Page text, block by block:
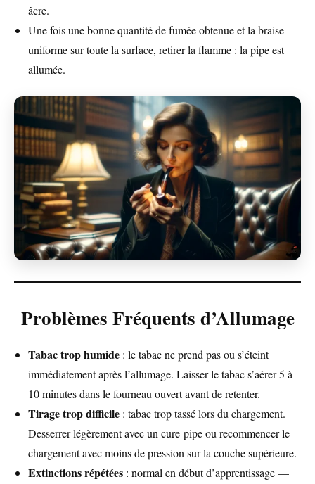
âcre.
Une fois une bonne quantité de fumée obtenue et la braise
uniforme sur toute la surface, retirer la flamme : la pipe est
allumée.
Problèmes Fréquents d’Allumage
Tabac trop humide : le tabac ne prend pas ou s’éteint
immédiatement après l’allumage. Laisser le tabac s’aérer 5 à
10 minutes dans le fourneau ouvert avant de retenter.
Tirage trop difficile : tabac trop tassé lors du chargement.
Desserrer légèrement avec un cure-pipe ou recommencer le
chargement avec moins de pression sur la couche supérieure.
Extinctions répétées : normal en début d’apprentissage —